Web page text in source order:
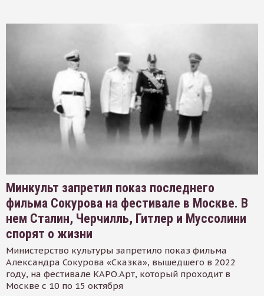
Минкульт запретил показ последнего
фильма Сокурова на фестивале в Москве. В
нем Сталин, Черчилль, Гитлер и Муссолини
спорят о жизни
Министерство культуры запретило показ фильма
Александра Сокурова «Сказка», вышедшего в 2022
году, на фестивале КАРО.Арт, который проходит в
Москве с 10 по 15 октября